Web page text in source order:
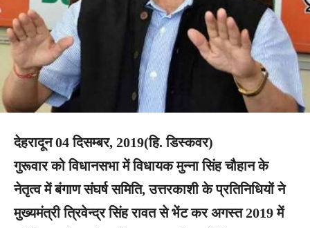
देहरादून 04 दिसम्बर, 2019(हि. डिस्कवर)
गुरूवार को विधानसभा में विधायक मुन्ना सिंह चौहान के
नेतृत्व में बंगाण संघर्ष समिति, उत्तरकाशी के प्रतिनिधियों ने
मुख्यमंत्री त्रिवेन्द्र सिंह रावत से भेंट कर अगस्त 2019 में